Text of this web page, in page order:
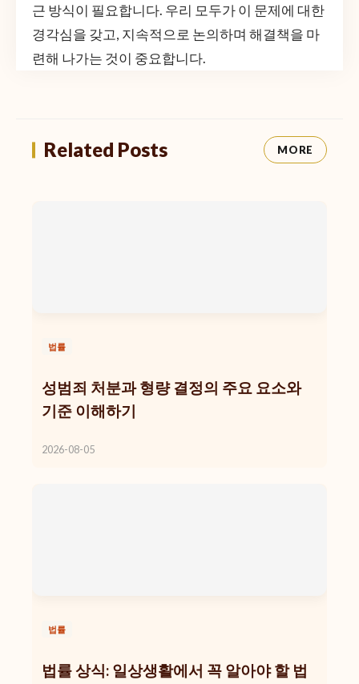
근 방식이 필요합니다. 우리 모두가 이 문제에 대한
경각심을 갖고, 지속적으로 논의하며 해결책을 마
련해 나가는 것이 중요합니다.
Related Posts MORE
법률
성범죄 처분과 형량 결정의 주요 요소와
기준 이해하기
2026-08-05
법률
법률 상식: 일상생활에서 꼭 알아야 할 법